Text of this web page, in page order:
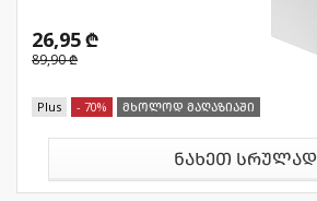
26,95 ₾
89,90 ₾
Plus - 70% მხოლოდ მაღაზიაში
ნახეთ სრულად